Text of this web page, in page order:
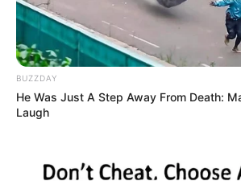
Cliente
BUZZDAY
He Was Just A Step Away From Death:
Laugh